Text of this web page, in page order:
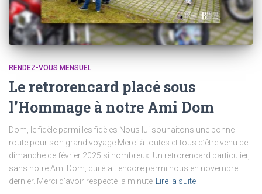
RENDEZ-VOUS MENSUEL
Le retrorencard placé sous
l’Hommage à notre Ami Dom
Dom, le fidèle parmi les fidèles Nous lui souhaitons une bonne
route pour son grand voyage Merci à toutes et tous d’être venu ce
dimanche de février 2025 si nombreux. Un retrorencard particulier,
sans notre Ami Dom, qui était encore parmi nous en novembre
dernier. Merci d’avoir respecté la minute
Lire la suite